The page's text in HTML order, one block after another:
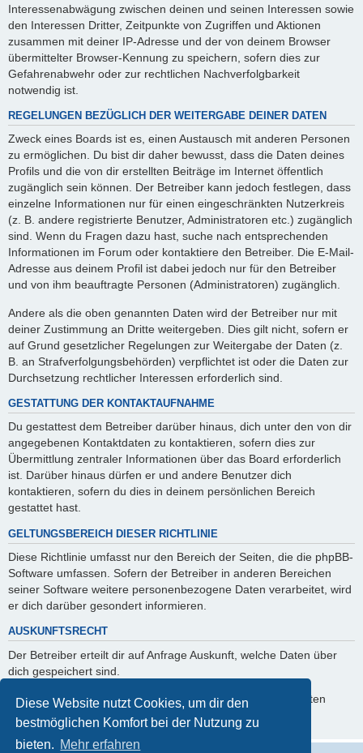
Diese Website nutzt Cookies, um dir den
bestmöglichen Komfort bei der Nutzung zu
bieten. Mehr erfahren
Interessenabwägung zwischen deinen und seinen Interessen sowie
den Interessen Dritter, Zeitpunkte von Zugriffen und Aktionen
zusammen mit deiner IP-Adresse und der von deinem Browser
übermittelter Browser-Kennung zu speichern, sofern dies zur
Gefahrenabwehr oder zur rechtlichen Nachverfolgbarkeit
notwendig ist.
REGELUNGEN BEZÜGLICH DER WEITERGABE DEINER DATEN
Zweck eines Boards ist es, einen Austausch mit anderen Personen
zu ermöglichen. Du bist dir daher bewusst, dass die Daten deines
Profils und die von dir erstellten Beiträge im Internet öffentlich
zugänglich sein können. Der Betreiber kann jedoch festlegen, dass
einzelne Informationen nur für einen eingeschränkten Nutzerkreis
(z. B. andere registrierte Benutzer, Administratoren etc.) zugänglich
sind. Wenn du Fragen dazu hast, suche nach entsprechenden
Informationen im Forum oder kontaktiere den Betreiber. Die E-Mail-
Adresse aus deinem Profil ist dabei jedoch nur für den Betreiber
und von ihm beauftragte Personen (Administratoren) zugänglich.
Andere als die oben genannten Daten wird der Betreiber nur mit
deiner Zustimmung an Dritte weitergeben. Dies gilt nicht, sofern er
auf Grund gesetzlicher Regelungen zur Weitergabe der Daten (z.
B. an Strafverfolgungsbehörden) verpflichtet ist oder die Daten zur
Durchsetzung rechtlicher Interessen erforderlich sind.
GESTATTUNG DER KONTAKTAUFNAHME
Du gestattest dem Betreiber darüber hinaus, dich unter den von dir
angegebenen Kontaktdaten zu kontaktieren, sofern dies zur
Übermittlung zentraler Informationen über das Board erforderlich
ist. Darüber hinaus dürfen er und andere Benutzer dich
kontaktieren, sofern du dies in deinem persönlichen Bereich
gestattet hast.
GELTUNGSBEREICH DIESER RICHTLINIE
Diese Richtlinie umfasst nur den Bereich der Seiten, die die phpBB-
Software umfassen. Sofern der Betreiber in anderen Bereichen
seiner Software weitere personenbezogene Daten verarbeitet, wird
er dich darüber gesondert informieren.
AUSKUNFTSRECHT
Der Betreiber erteilt dir auf Anfrage Auskunft, welche Daten über
dich gespeichert sind.
Du kannst jederzeit die Löschung bzw. Sperrung deiner Daten
verlangen. Kontaktiere hierzu bitte den Betreiber.